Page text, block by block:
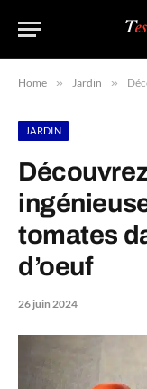
Home » Jardin »
JARDIN
tomates
d’oeuf
26 juin 2024